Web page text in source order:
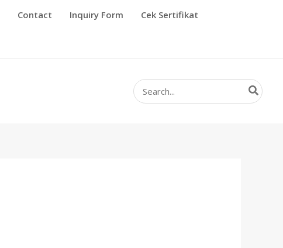
Contact Inquiry Form Cek Sertifikat
Search
for: